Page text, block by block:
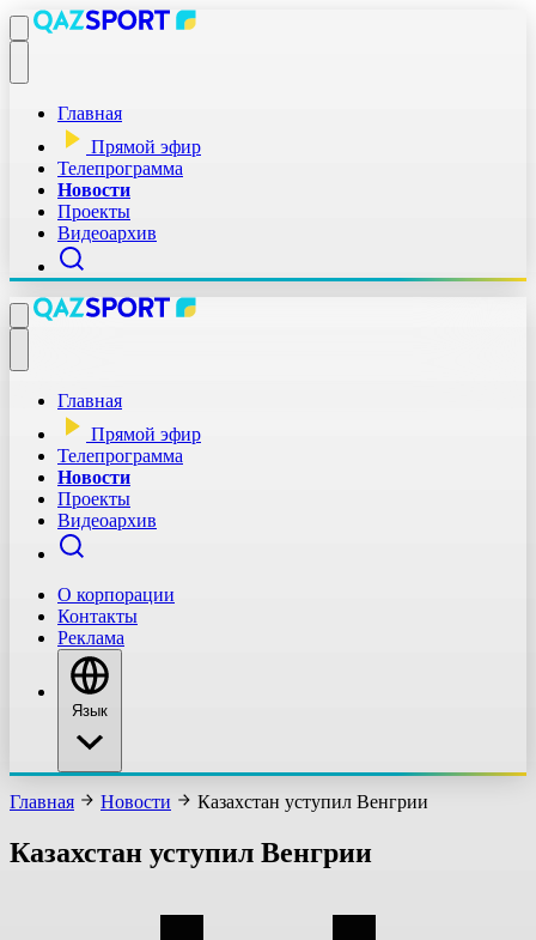
Главная
Прямой эфир
Телепрограмма
Новости
Проекты
Видеоархив
Главная
Прямой эфир
Телепрограмма
Новости
Проекты
Видеоархив
О корпорации
Контакты
Реклама
Язык
Главная Новости Казахстан уступил Венгрии
Казахстан уступил Венгрии